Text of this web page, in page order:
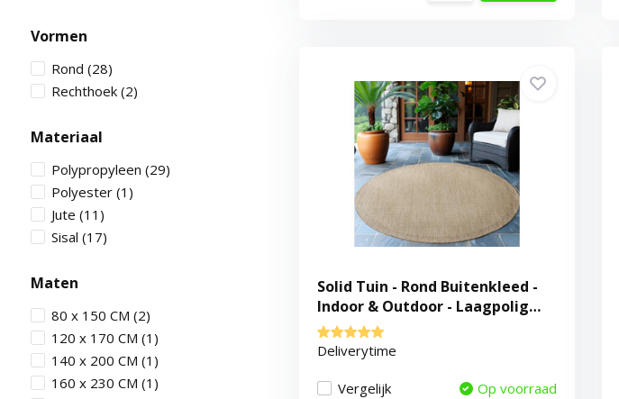
Vormen
Rond (28)
Rechthoek (2)
Materiaal
Polypropyleen (29)
Polyester (1)
Jute (11)
Sisal (17)
Maten
80 x 150 CM (2)
120 x 170 CM (1)
140 x 200 CM (1)
160 x 230 CM (1)
Solid Tuin - Rond Buitenkleed -
Indoor & Outdoor - Laagpolig
Effen - Beige
Deliverytime
Vergelijk Op voorraad